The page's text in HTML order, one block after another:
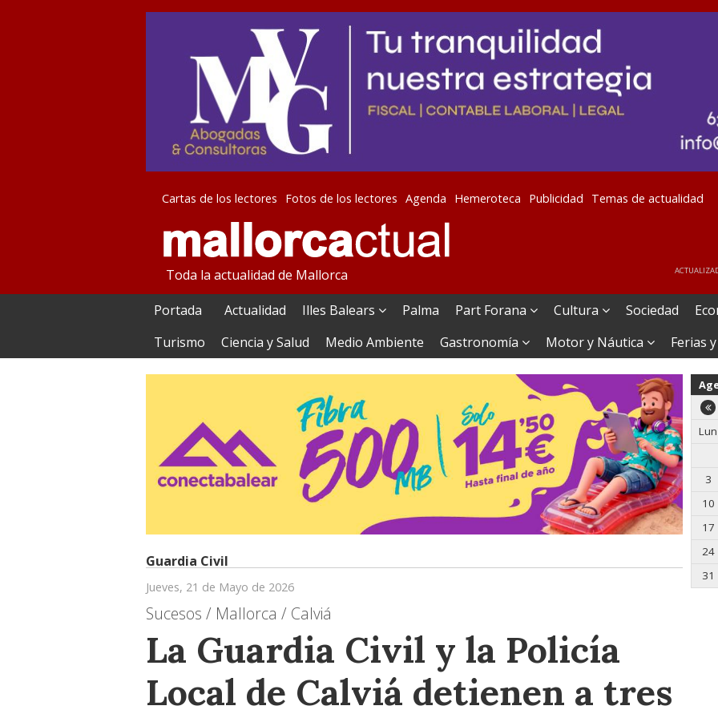
Cartas de los lectores Fotos de los lectores Agenda Hemeroteca Publicidad Temas de actualidad
Toda la actualidad de Mallorca
Portada Actualidad Illes Balears Palma Part Forana Cultura Sociedad
Turismo
Ciencia y Salud Medio Ambiente Gastronomía Motor y Náutica Ferias
Guardia Civil
Jueves, 21 de Mayo de 2026
Sucesos / Mallorca / Calviá
La Guardia Civil y la Policía
Local de Calviá detienen a tres
Lun
3
10
17
24
31